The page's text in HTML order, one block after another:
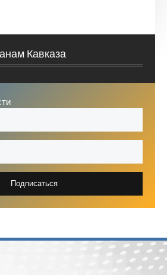
Кавказа
Подписаться